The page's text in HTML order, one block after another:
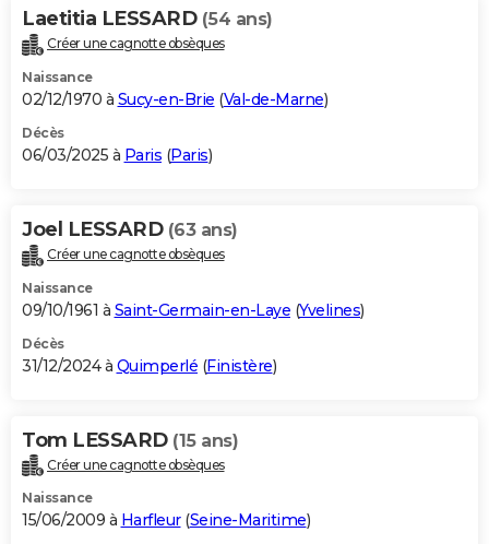
Laetitia LESSARD (54 ans)
Créer une cagnotte obsèques
Naissance
02/12/1970 à Sucy-en-Brie (Val-de-Marne)
Décès
06/03/2025 à Paris (Paris)
Joel LESSARD (63 ans)
Créer une cagnotte obsèques
Naissance
09/10/1961 à Saint-Germain-en-Laye (Yvelines)
Décès
31/12/2024 à Quimperlé (Finistère)
Tom LESSARD (15 ans)
Créer une cagnotte obsèques
Naissance
15/06/2009 à Harfleur(Seine-Maritime)